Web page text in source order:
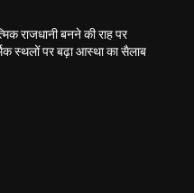
राजधानी बनने की राह पर
स्थलों पर बढ़ा आस्था का सैलाब